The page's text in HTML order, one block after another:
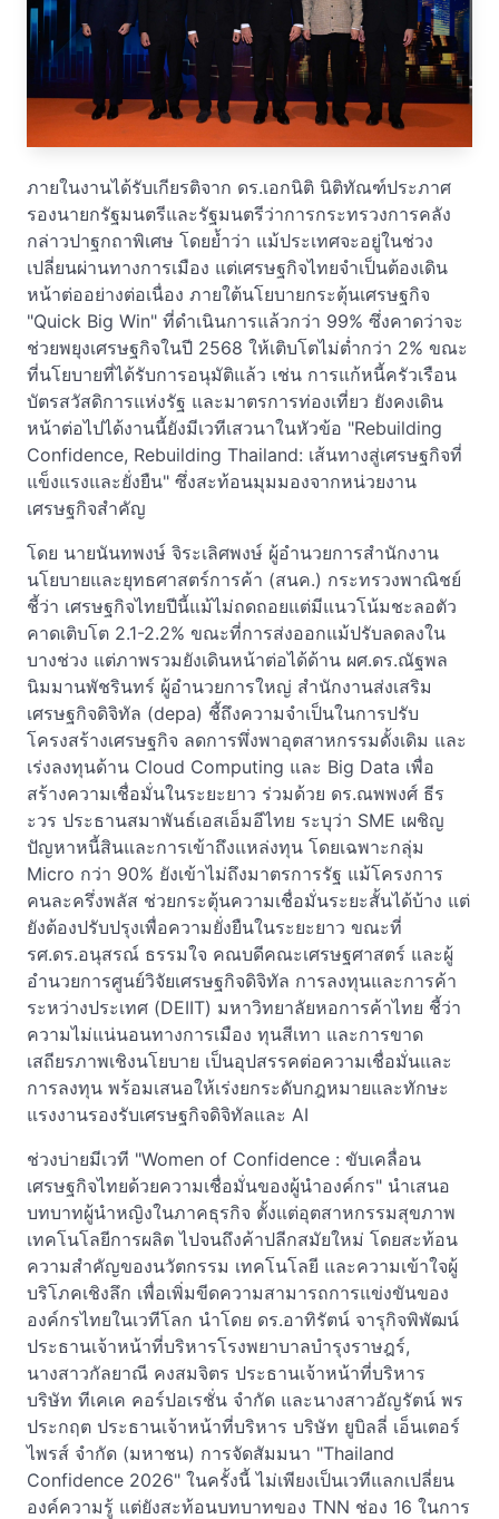
ภายในงานได้รับเกียรติจาก ดร.เอกนิติ นิติทัณฑ์ประภาศ
รองนายกรัฐมนตรีและรัฐมนตรีว่าการกระทรวงการคลัง
กล่าวปาฐกถาพิเศษ โดยย้ำว่า แม้ประเทศจะอยู่ในช่วง
เปลี่ยนผ่านทางการเมือง แต่เศรษฐกิจไทยจำเป็นต้องเดิน
หน้าต่ออย่างต่อเนื่อง ภายใต้นโยบายกระตุ้นเศรษฐกิจ
"Quick Big Win" ที่ดำเนินการแล้วกว่า 99% ซึ่งคาดว่าจะ
ช่วยพยุงเศรษฐกิจในปี 2568 ให้เติบโตไม่ต่ำกว่า 2% ขณะ
ที่นโยบายที่ได้รับการอนุมัติแล้ว เช่น การแก้หนี้ครัวเรือน
บัตรสวัสดิการแห่งรัฐ และมาตรการท่องเที่ยว ยังคงเดิน
หน้าต่อไปได้งานนี้ยังมีเวทีเสวนาในหัวข้อ "Rebuilding
Confidence, Rebuilding Thailand: เส้นทางสู่เศรษฐกิจที่
แข็งแรงและยั่งยืน" ซึ่งสะท้อนมุมมองจากหน่วยงาน
เศรษฐกิจสำคัญ
โดย นายนันทพงษ์ จิระเลิศพงษ์ ผู้อำนวยการสำนักงาน
นโยบายและยุทธศาสตร์การค้า (สนค.) กระทรวงพาณิชย์
ชี้ว่า เศรษฐกิจไทยปีนี้แม้ไม่ถดถอยแต่มีแนวโน้มชะลอตัว
คาดเติบโต 2.1-2.2% ขณะที่การส่งออกแม้ปรับลดลงใน
บางช่วง แต่ภาพรวมยังเดินหน้าต่อได้ด้าน ผศ.ดร.ณัฐพล
นิมมานพัชรินทร์ ผู้อำนวยการใหญ่ สำนักงานส่งเสริม
เศรษฐกิจดิจิทัล (depa) ชี้ถึงความจำเป็นในการปรับ
โครงสร้างเศรษฐกิจ ลดการพึ่งพาอุตสาหกรรมดั้งเดิม และ
เร่งลงทุนด้าน Cloud Computing และ Big Data เพื่อ
สร้างความเชื่อมั่นในระยะยาว ร่วมด้วย ดร.ณพพงศ์ ธีร
ะวร ประธานสมาพันธ์เอสเอ็มอีไทย ระบุว่า SME เผชิญ
ปัญหาหนี้สินและการเข้าถึงแหล่งทุน โดยเฉพาะกลุ่ม
Micro กว่า 90% ยังเข้าไม่ถึงมาตรการรัฐ แม้โครงการ
คนละครึ่งพลัส ช่วยกระตุ้นความเชื่อมั่นระยะสั้นได้บ้าง แต่
ยังต้องปรับปรุงเพื่อความยั่งยืนในระยะยาว ขณะที่
รศ.ดร.อนุสรณ์ ธรรมใจ คณบดีคณะเศรษฐศาสตร์ และผู้
อำนวยการศูนย์วิจัยเศรษฐกิจดิจิทัล การลงทุนและการค้า
ระหว่างประเทศ (DEIIT) มหาวิทยาลัยหอการค้าไทย ชี้ว่า
ความไม่แน่นอนทางการเมือง ทุนสีเทา และการขาด
เสถียรภาพเชิงนโยบาย เป็นอุปสรรคต่อความเชื่อมั่นและ
การลงทุน พร้อมเสนอให้เร่งยกระดับกฎหมายและทักษะ
แรงงานรองรับเศรษฐกิจดิจิทัลและ AI
ช่วงบ่ายมีเวที "Women of Confidence : ขับเคลื่อน
เศรษฐกิจไทยด้วยความเชื่อมั่นของผู้นำองค์กร" นำเสนอ
บทบาทผู้นำหญิงในภาคธุรกิจ ตั้งแต่อุตสาหกรรมสุขภาพ
เทคโนโลยีการผลิต ไปจนถึงค้าปลีกสมัยใหม่ โดยสะท้อน
ความสำคัญของนวัตกรรม เทคโนโลยี และความเข้าใจผู้
บริโภคเชิงลึก เพื่อเพิ่มขีดความสามารถการแข่งขันของ
องค์กรไทยในเวทีโลก นำโดย ดร.อาทิรัตน์ จารุกิจพิพัฒน์
ประธานเจ้าหน้าที่บริหารโรงพยาบาลบำรุงราษฎร์,
นางสาวกัลยาณี คงสมจิตร ประธานเจ้าหน้าที่บริหาร
บริษัท ทีเคเค คอร์ปอเรชั่น จำกัด และนางสาวอัญรัตน์ พร
ประกฤต ประธานเจ้าหน้าที่บริหาร บริษัท ยูบิลลี่ เอ็นเตอร์
ไพรส์ จำกัด (มหาชน) การจัดสัมมนา "Thailand
Confidence 2026" ในครั้งนี้ ไม่เพียงเป็นเวทีแลกเปลี่ยน
องค์ความรู้ แต่ยังสะท้อนบทบาทของ TNN ช่อง 16 ในการ